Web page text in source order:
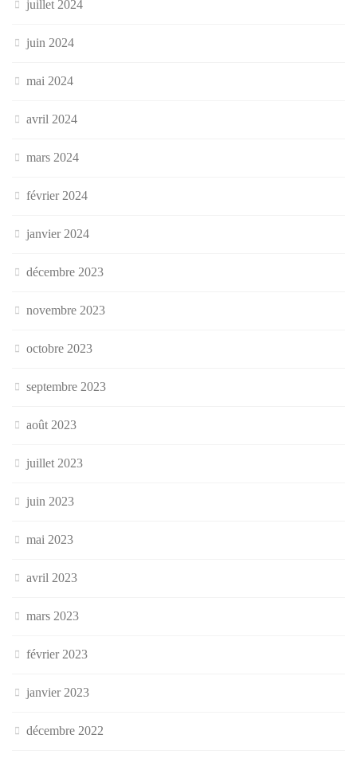
juillet 2024
juin 2024
mai 2024
avril 2024
mars 2024
février 2024
janvier 2024
décembre 2023
novembre 2023
octobre 2023
septembre 2023
août 2023
juillet 2023
juin 2023
mai 2023
avril 2023
mars 2023
février 2023
janvier 2023
décembre 2022